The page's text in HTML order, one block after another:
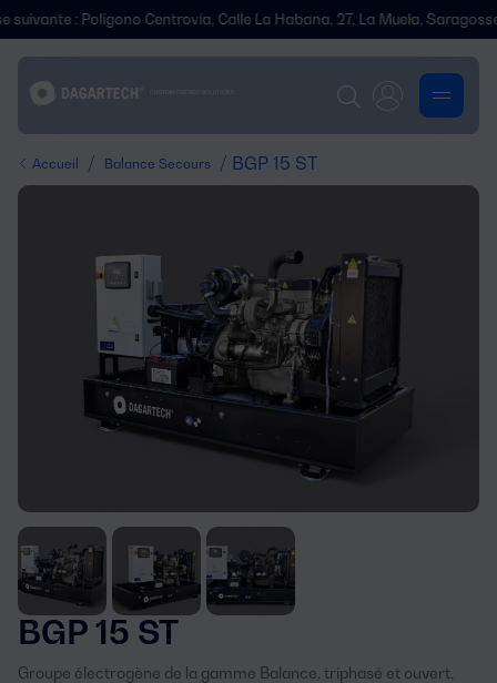
: Polígono Centrovía, Calle La Habana, 27, La Muela, Saragosse.
Accueil / Balance Secours / BGP 15 ST
BGP 15 ST
Groupe électrogène de la gamme Balance, triphasé et ouvert,